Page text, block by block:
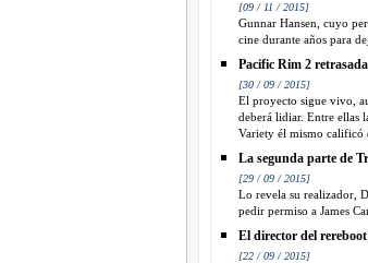
[09 / 11 / 2015]
Gunnar Hansen, cuyo
cine durante años para
Pacific Rim 2
[30 / 09 / 2015]
El proyecto sigue vivo,
deberá lidiar. Entre ellas
Variety él mismo calificó
La segunda parte de
[29 / 09 / 2015]
Lo revela su realizador,
pedir permiso a James
El director del
[22 / 09 / 2015]